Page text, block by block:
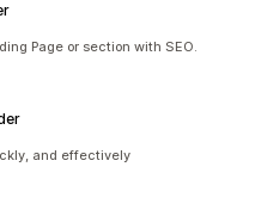
Page or section with SEO.
and effectively